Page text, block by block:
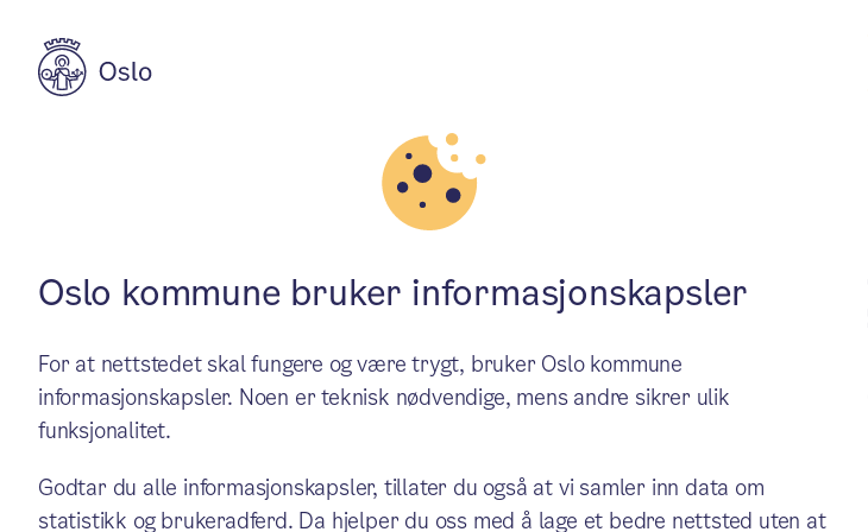
Saker behandlet i byråd
Byrådet behandlet blant annet et forslag om
nasjonalparkstyre.
Oslo kommune bruker informasjonskapsler
For at nettstedet skal fungere og være trygt, bruker Oslo kommune
informasjonskapsler. Noen er teknisk nødvendige, mens andre sikrer ulik
funksjonalitet.
Godtar du alle informasjonskapsler, tillater du også at vi samler inn data om
statistikk og brukeradferd. Da hjelper du oss med å lage et bedre nettsted uten at